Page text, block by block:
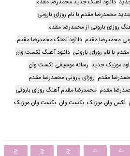
محمدرضا مقدم با نام روزای بارونی
روزای بارونی از محمدرضا مقدم
محمدرضا مقدم دانلود آهنگ محمدرضا مقدم
با نام روزای بارونی دانلود آهنگ نکست وان
موزیک جدید رسانه موسیقی نکست وان
مقدم روزای بارونی محمدرضا مقدم
مقدم محمدرضا مقدم آهنگ روزای بارونی
نکس وان موزیک نکست وان نکست وان موزیک
ت ث ج چ
ح